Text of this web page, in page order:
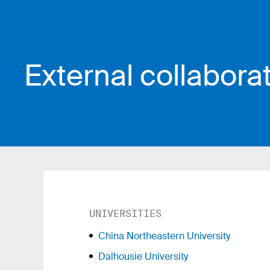
External
UNIVERSITIES
China Northeastern University
Dalhousie University